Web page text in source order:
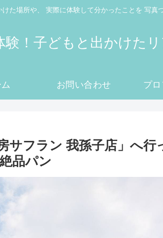
た場所や、 実際に体験して分かったことを 写真
験！子どもと出かけた
お問い合わせ プ
サフラン 我孫子店」へ行
品パン